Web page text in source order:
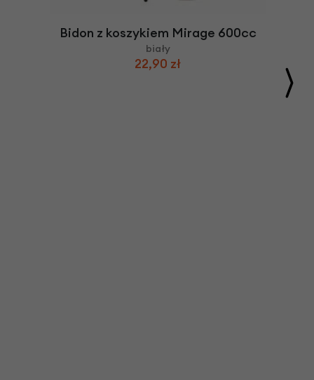
Bidon z koszykiem Mirage 600cc
biały
22,90 zł